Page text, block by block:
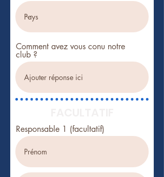
Comment avez vous conu notre
club ?
Responsable 1 (facultatif)